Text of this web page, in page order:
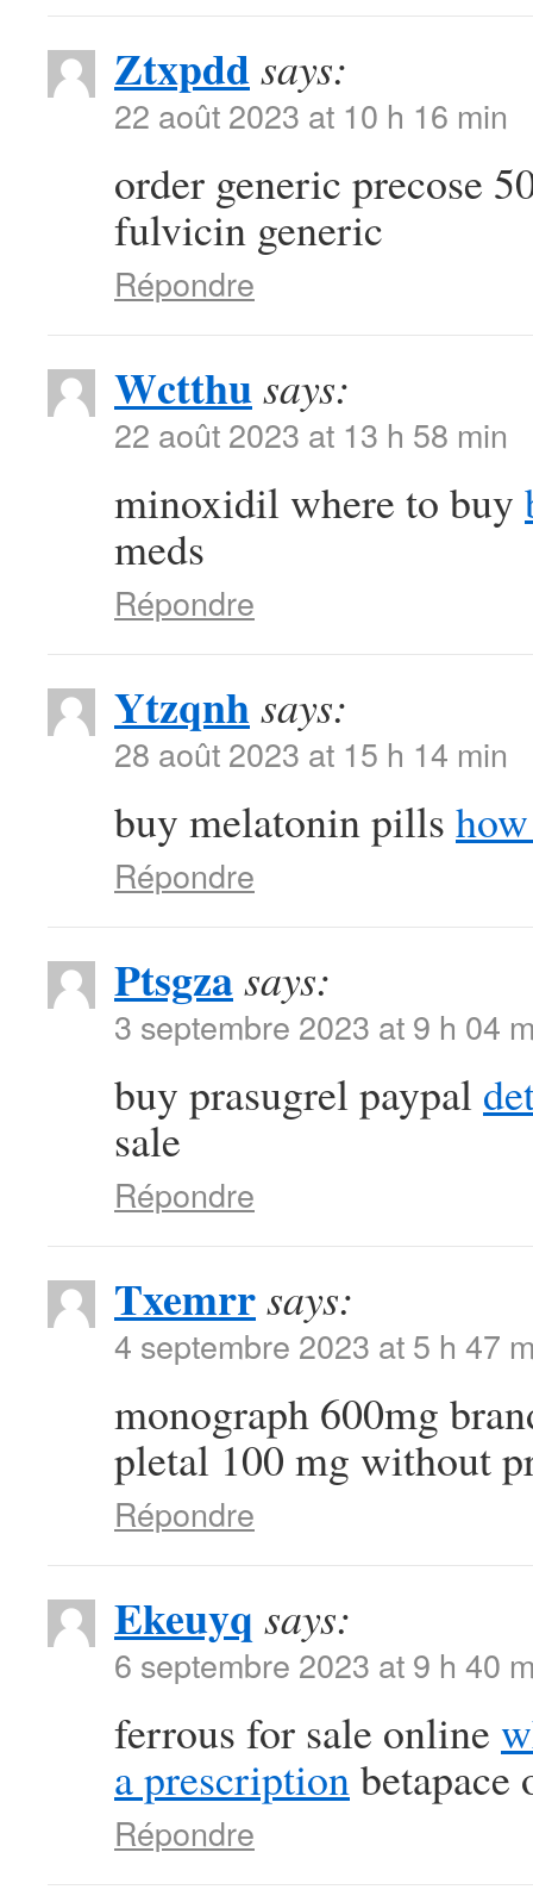
Ztxpddsays:
22 août 2023 at 10 h 16 min
order generic precose
fulvicin generic
Répondre
Wctthusays:
22 août 2023 at 13 h 58 min
minoxidil where to buy
meds
Répondre
Ytzqnhsays:
28 août 2023 at 15 h 14 min
buy melatonin pills
Répondre
Ptsgzasays:
3 septembre 2023 at 9 h 04
buy prasugrel paypal
sale
Répondre
Txemrrsays:
4 septembre 2023 at 5 h 47
monograph 600mg
pletal 100 mg without
Répondre
Ekeuyq says:
6 septembre 2023 at 9 h 40
ferrous for sale online
a prescriptionbetapace
Répondre